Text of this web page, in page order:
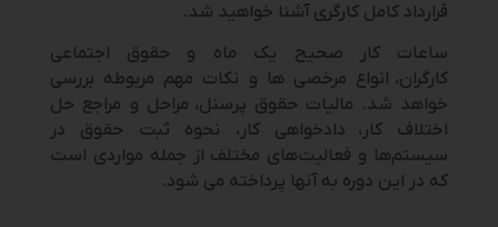
قرارداد کامل کارگری آشنا خواهید شد.
ساعات کار صحیح یک ماه و حقوق اجتماعی
کارگران، انواع مرخصی ها و نکات مهم مربوطه بررسی
خواهد شد. مالیات حقوق پرسنل، مراحل و مراجع حل
اختلاف کار، دادخواهی کار، نحوه ثبت حقوق در
سیستم‌ها و فعالیت‌های مختلف از جمله مواردی است
که در این دوره به آنها پرداخته می شود.